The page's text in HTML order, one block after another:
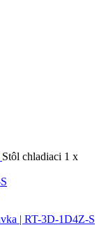
Stôl chladiaci 1 x